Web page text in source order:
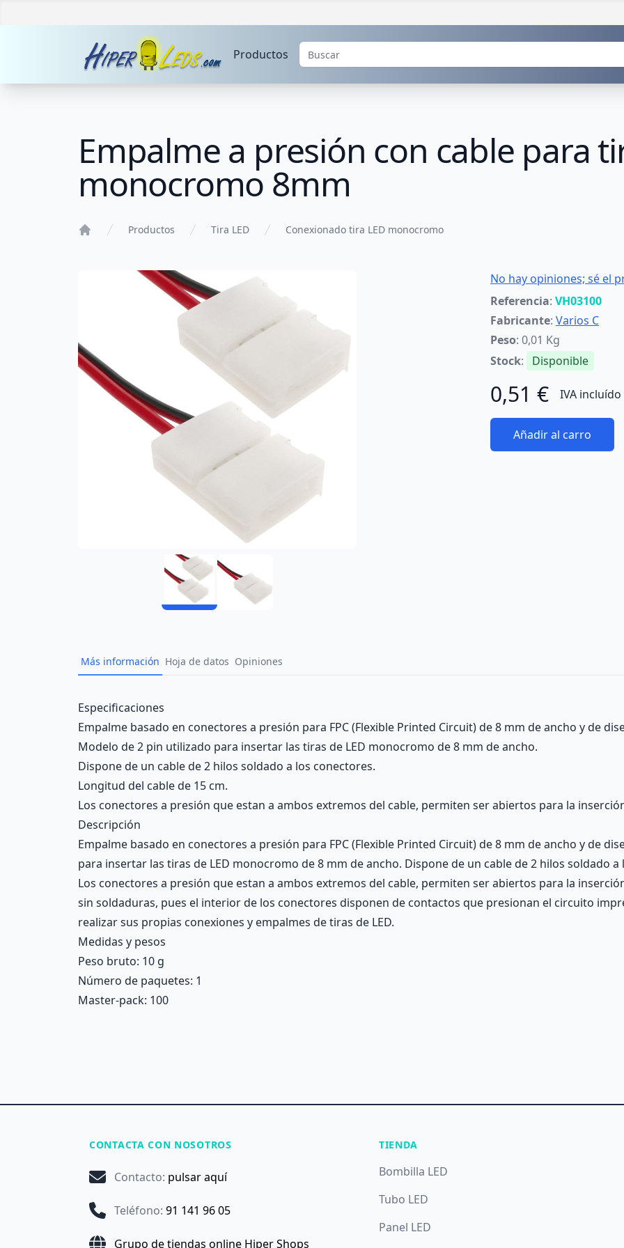
Productos
Empalme a presión con cable para
monocromo 8mm
Productos Tira LED Conexionado tira LED monocromo
No hay opiniones; sé el
Referencia: VH03100
Fabricante: Varios C
Peso: 0,01 Kg
Stock: Disponible
0,51 € IVA incluído
Añadir al carro
Más información Hoja de datos Opiniones
Description
Especificaciones
Empalme basado en conectores a presión para FPC (Flexible Printed Circuit) de 8 mm de ancho y de
Modelo de 2 pin utilizado para insertar las tiras de LED monocromo de 8 mm de ancho.
Dispone de un cable de 2 hilos soldado a los conectores.
Longitud del cable de 15 cm.
Los conectores a presión que estan a ambos extremos del cable, permiten ser abiertos para la
Descripción
Empalme basado en conectores a presión para FPC (Flexible Printed Circuit) de 8 mm de ancho y de
para insertar las tiras de LED monocromo de 8 mm de ancho. Dispone de un cable de 2 hilos soldado
Los conectores a presión que estan a ambos extremos del cable, permiten ser abiertos para la
sin soldaduras, pues el interior de los conectores disponen de contactos que presionan el circuito
realizar sus propias conexiones y empalmes de tiras de LED.
Medidas y pesos
Peso bruto: 10 g
Número de paquetes: 1
Master-pack: 100
CONTACTA CON NOSOTROS
Contacto: pulsar aquí
Teléfono: 91 141 96 05
Grupo de tiendas online Hiper Shops
TIENDA
Bombilla LED
Tubo LED
Panel LED